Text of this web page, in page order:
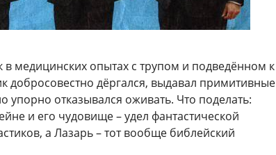
в медицинских опытах с трупом и подведённом к
добросовестно дёргался, выдавал примитивные
упорно отказывался оживать. Что поделать:
и его чудовище – удел фантастической
а Лазарь – тот вообще библейский